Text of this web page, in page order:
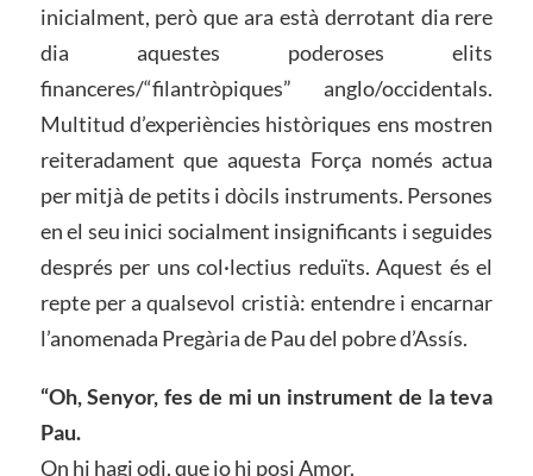
inicialment, però que ara està derrotant dia rere
dia aquestes poderoses elits
financeres/“filantròpiques” anglo/occidentals.
Multitud d’experiències històriques ens mostren
reiteradament que aquesta Força només actua
per mitjà de petits i dòcils instruments. Persones
en el seu inici socialment insignificants i seguides
després per uns col·lectius reduïts. Aquest és el
repte per a qualsevol cristià: entendre i encarnar
l’anomenada Pregària de Pau del pobre d’Assís.
“Oh, Senyor, fes de mi un instrument de la teva
Pau.
On hi hagi odi, que jo hi posi Amor.